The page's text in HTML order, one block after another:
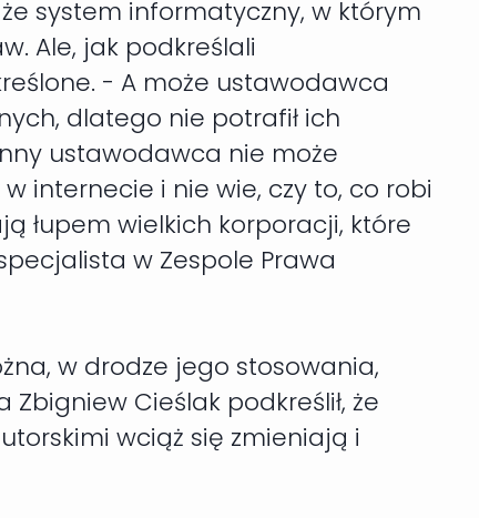
system informatyczny, w którym
Ale, jak podkreślali
- A może ustawodawca
dlatego nie potrafił ich
ustawodawca nie może
internecie i nie wie, czy to, co robi
łupem wielkich korporacji, które
w Zespole Prawa
w drodze jego stosowania,
Cieślak podkreślił, że
wciąż się zmieniają i